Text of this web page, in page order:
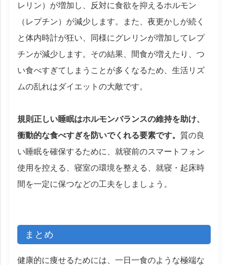
レリン）が増加し、反対に食欲を抑えるホルモン
（レプチン）が減少します。また、夜更かしが続く
と体内時計が狂い、同様にグレリンが増加してレプ
チンが減少します。その結果、間食が増えたり、つ
い食べすぎてしまうことが多くなるため、生活リズ
ムの乱れはダイエットの大敵です。
規則正しい睡眠はホルモンバランスの維持を助け、
衝動的な食べすぎを防いでくれる要素です。 質の良
い睡眠を確保するために、就寝前のスマートフォン
使用を控える、寝室の環境を整える、就寝・起床時
間を一定に保つなどの工夫をしましょう。
まとめ
健康的に痩せるためには、一日一食のような極端な